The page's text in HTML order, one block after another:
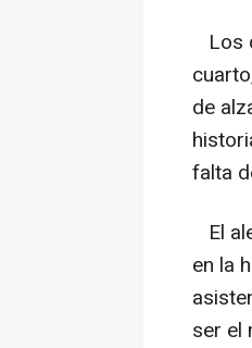
Los
de
falta
El
en la
ser el